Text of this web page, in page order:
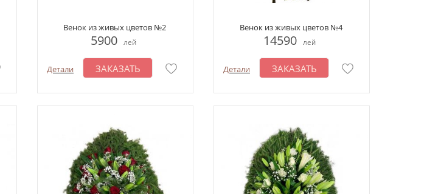
Венок из живых цветов №2
5900 лей
Детали ЗАКАЗАТЬ
Венок из живых цветов №4
14590 лей
Детали ЗАКАЗАТЬ